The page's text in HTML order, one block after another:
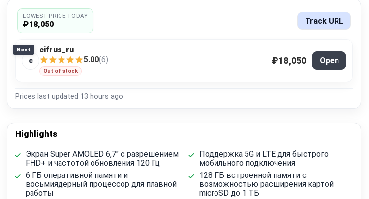
LOWEST PRICE TODAY
₽18,050 Track URL
Best
c
cifrus_ru
5.00(6)
Out of stock
₽18,050 Open
Prices last updated 13 hours ago
Highlights
Экран Super AMOLED 6,7" с разрешением
FHD+ и частотой обновления 120 Гц
Поддержка 5G и LTE для быстрого
мобильного подключения
6 ГБ оперативной памяти и
восьмиядерный процессор для плавной
работы
128 ГБ встроенной памяти с
возможностью расширения картой
microSD до 1 ТБ